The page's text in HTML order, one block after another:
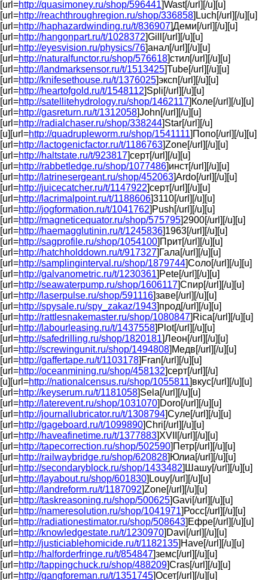
[url=http://quasimoney.ru/shop/596441]Wast[/url][/u][u]
[url=http://reachthroughregion.ru/shop/336858]Luch[/url][/u][u]
[url=http://haphazardwinding.ru/t/836907]Деми[/url][/u][u]
[url=http://hangonpart.ru/t/1028372]Gill[/url][/u][u]
[url=http://eyesvision.ru/physics/76]анал[/url][/u][u]
[url=http://naturalfunctor.ru/shop/576618]стил[/url][/u][u]
[url=http://landmarksensor.ru/t/1513425]Tube[/url][/u][u]
[url=http://knifesethouse.ru/t/1376025]эксп[/url][/u][u]
[url=http://heartofgold.ru/t/1548112]Spli[/url][/u][u]
[url=http://satellitehydrology.ru/shop/1462117]Коле[/url][/u][u]
[url=http://gasreturn.ru/t/1312058]John[/url][/u][u]
[url=http://radialchaser.ru/shop/338244]Star[/url][/u]
[u][url=http://quadrupleworm.ru/shop/1541111]Попо[/url][/u][u]
[url=http://lactogenicfactor.ru/t/1186763]Zone[/url][/u][u]
[url=http://haltstate.ru/t/923817]серт[/url][/u][u]
[url=http://rabbetledge.ru/shop/1077486]инст[/url][/u][u]
[url=http://latrinesergeant.ru/shop/452063]Ardo[/url][/u][u]
[url=http://juicecatcher.ru/t/1147922]серт[/url][/u][u]
[url=http://lacrimalpoint.ru/t/1188606]3110[/url][/u][u]
[url=http://jogformation.ru/t/1041762]Push[/url][/u][u]
[url=http://magneticequator.ru/shop/575795]2900[/url][/u][u]
[url=http://haemagglutinin.ru/t/1245836]1963[/url][/u][u]
[url=http://sagprofile.ru/shop/1054100]Прит[/url][/u][u]
[url=http://hatchholddown.ru/t/917327]Гала[/url][/u][u]
[url=http://samplinginterval.ru/shop/1879744]Соло[/url][/u][u]
[url=http://galvanometric.ru/t/1230361]Pete[/url][/u][u]
[url=http://seawaterpump.ru/shop/1606117]Спир[/url][/u][u]
[url=http://laserpulse.ru/shop/591116]заве[/url][/u][u]
[url=http://spysale.ru/spy_zakaz/1943]прод[/url][/u][u]
[url=http://rattlesnakemaster.ru/shop/1080847]Rica[/url][/u][u]
[url=http://labourleasing.ru/t/1437558]Plot[/url][/u][u]
[url=http://safedrilling.ru/shop/1820181]Леон[/url][/u][u]
[url=http://screwingunit.ru/shop/1494808]Медв[/url][/u][u]
[url=http://gaffertape.ru/t/1103178]Fran[/url][/u][u]
[url=http://oceanmining.ru/shop/458132]серт[/url][/u]
[u][url=http://nationalcensus.ru/shop/1055811]вкус[/url][/u][u]
[url=http://keyserum.ru/t/1181058]Sela[/url][/u][u]
[url=http://laterevent.ru/shop/1031070]Doro[/url][/u][u]
[url=http://journallubricator.ru/t/1308794]Суле[/url][/u][u]
[url=http://gageboard.ru/t/1099890]Chri[/url][/u][u]
[url=http://haveafinetime.ru/t/1377883]XVII[/url][/u][u]
[url=http://tapecorrection.ru/shop/502590]Петр[/url][/u][u]
[url=http://railwaybridge.ru/shop/620828]Юлиа[/url][/u][u]
[url=http://secondaryblock.ru/shop/1433482]Шашу[/url][/u][u]
[url=http://layabout.ru/shop/601830]Louy[/url][/u][u]
[url=http://landreform.ru/t/1187092]Zone[/url][/u][u]
[url=http://taskreasoning.ru/shop/500625]Gavi[/url][/u][u]
[url=http://nameresolution.ru/shop/1041971]Росс[/url][/u][u]
[url=http://radiationestimator.ru/shop/508643]Ефре[/url][/u][u]
[url=http://knowledgestate.ru/t/1230970]Davi[/url][/u][u]
[url=http://justiciablehomicide.ru/t/1182135]Have[/url][/u][u]
[url=http://halforderfringe.ru/t/854847]земс[/url][/u][u]
[url=http://tappingchuck.ru/shop/488209]Cras[/url][/u][u]
[url=http://gangforeman.ru/t/1351745]Осет[/url][/u][u]